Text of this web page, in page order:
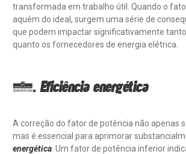
transformada em trabalho útil. Quando o
aquém do ideal, surgem uma série de
que podem impactar significativamente
quanto os fornecedores de energia elétrica.
1. Eficiência energética
A correção do fator de potência não apenas
mas é essencial para aprimorar
energética . Um fator de potência inferior